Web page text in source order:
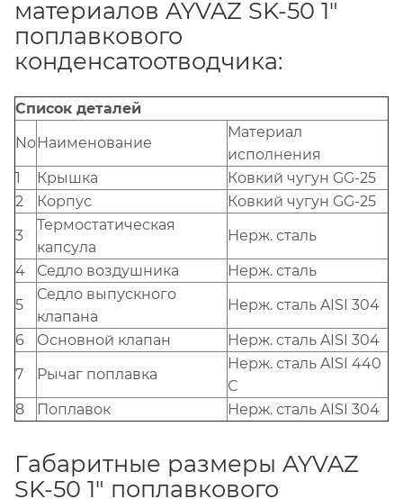
материалов AYVAZ SK-50 1"
поплавкового
конденсатоотводчика:
Список деталей
NoНаименование
Материал
исполнения
1
Крышка
Ковкий чугун GG-25
2
Корпус
Ковкий чугун GG-25
3
Термостатическая
капсула
Нерж. сталь
4 Седло воздушника
Нерж. сталь
5
Седло выпускного
клапана
Нерж. сталь AISI 304
6 Основной клапан
Нерж. сталь AISI 304
7
Рычаг поплавка
Нерж. сталь AISI 440
С
8
Поплавок Нерж. сталь AISI 304
Габаритные размеры AYVAZ
SK-50 1" поплавкового